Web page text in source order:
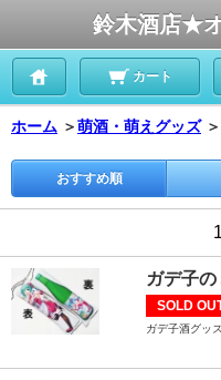
鈴木酒店★
カート
ホーム ＞萌酒・萌えグッズ ＞
おすすめ順
ガデ子
SOLD
ガデ子酒グッ